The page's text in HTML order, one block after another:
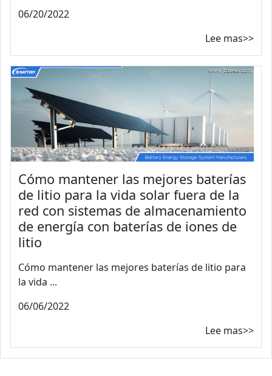
06/20/2022
Lee mas>>
Cómo mantener las mejores baterías
de litio para la vida solar fuera de la
red con sistemas de almacenamiento
de energía con baterías de iones de
litio
Cómo mantener las mejores baterías de litio para
la vida ...
06/06/2022
Lee mas>>